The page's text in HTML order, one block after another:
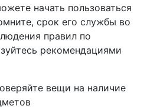
начать пользоваться
срок его службы во
правил по
рекомендациями
вещи на наличие